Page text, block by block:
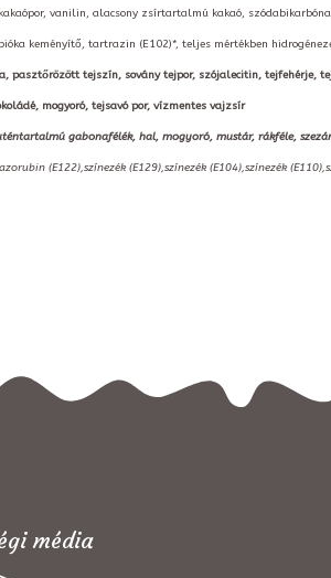
vanilin, alacsony zsírtartalmú kakaó,
keményítő, tartrazin (E102)*, teljes mértékben
pasztőrözött tejszín, sovány tejpor, szójalecitin, tejfehérje,
mogyoró, tejsavó por, vízmentes vajzsír
gabonafélék, hal, mogyoró, mustár, rákféle,
(E122),színezék (E129),színezék (E104),színezék
média